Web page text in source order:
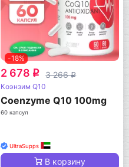
-18%
2 678 q 3 266q
Коэнзим Q10
Coenzyme Q10 100mg
60 капсул
UltraSupps
В корзину